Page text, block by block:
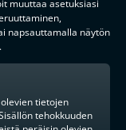
muuttaa asetuksiasi
napsauttamalla näytön
tietojen
tehokkuuden
alusta